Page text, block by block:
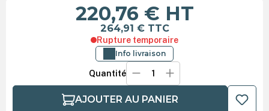
220,76 € HT
264,91 € TTC
Rupture temporaire
Info livraison
Quantité
AJOUTER AU PANIER